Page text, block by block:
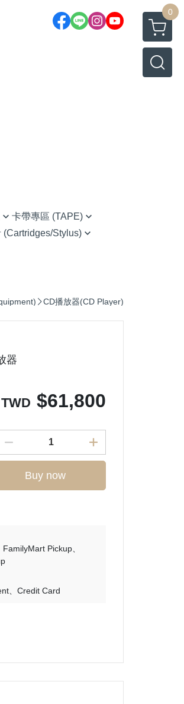
0
樂
＆靈魂
卡帶專區 (TAPE)
(Cartridges/Stylus)
- technicaCD播放器(CD Player)
器
TWD $61,800
Buy now
FamilyMart Pickup
Credit Card